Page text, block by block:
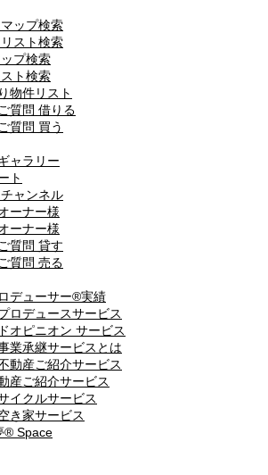
ップ検索
スト検索
プ検索
ト検索
物件リスト
質問 借りる
質問 買う
ャラリー
ト
ャンネル
ーナー様
ーナー様
質問 貸す
質問 売る
デューサー®実績
ロデュースサービス
オピニオン サービス
業承継サービスとは
動産ご紹介サービス
産ご紹介サービス
イクルサービス
き家サービス
® Space